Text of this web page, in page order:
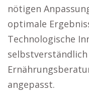
nötigen
optimale
Technologische
selbstverständlich
angepasst.